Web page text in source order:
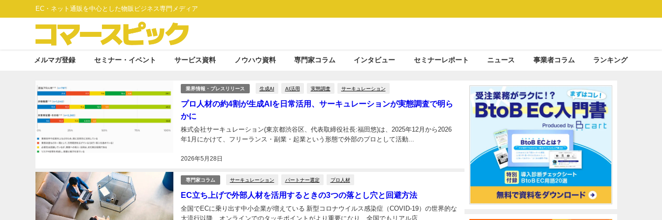
EC・ネット通販を中心とした物販ビジネス専門メディア
メルマガ登録 セミナー・イベント サービス資料 ノウハウ資料 専門家コラム インタビュー セミナーレポート ニュース 事業者コラム ランキング
業界情報・プレスリリース 生成AI AI活用 実態調査 サーキュレーション
プロ人材の約4割が生成AIを日常活用、サーキュレーションが実態調査で明ら
かに
2026年5月28日
株式会社サーキュレーション(東京都渋谷区、代表取締役社長:福田悠)は、2025年12月から2026
年1月にかけて、フリーランス・副業・起業という形態で外部のプロとして活動...
専門家コラム サーキュレーション パートナー選定 プロ人材
EC立ち上げで外部人材を活用するときの3つの落とし穴と回避方法
全国でECに乗り出す中小企業が増えている 新型コロナウイルス感染症（COVID-19）の世界的な
大流行以降、オンラインでのタッチポイントがより重要になり、全国でもリアル店...